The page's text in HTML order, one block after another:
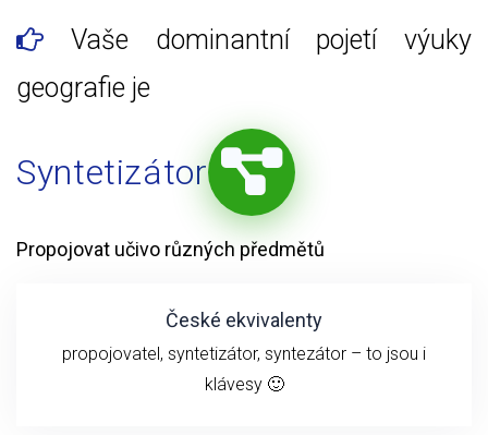
Vaše dominantní pojetí výuky
geografie je
Syntetizátor
Propojovat učivo různých předmětů
České ekvivalenty
propojovatel, syntetizátor, syntezátor – to jsou i
klávesy 🙂